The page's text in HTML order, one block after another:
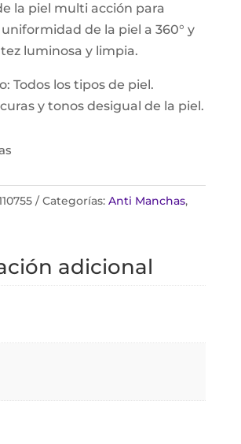
la piel multi acción para
de la piel a 360° y
luminosa y limpia.
Todos los tipos de piel.
y tonos desigual de la piel.
Categorías: Anti Manchas,
adicional